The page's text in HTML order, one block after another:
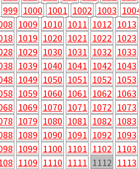
999 1000 1001 1002 1003
1009 1010 1011 1012 1013
1019 1020 1021 1022 1023
1029 1030 1031 1032 1033
1039 1040 1041 1042 1043
1049 1050 1051 1052 1053
1059 1060 1061 1062 1063
1069 1070 1071 1072 1073
1079 1080 1081 1082 1083
1089 1090 1091 1092 1093
1099 1100 1101 1102 1103
1109 1110 1111 1112 1113